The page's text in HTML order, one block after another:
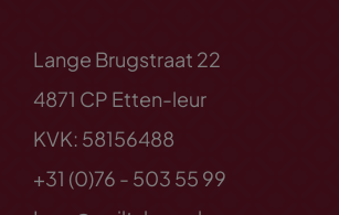
Lange Brugstraat 22
4871 CP Etten-leur
KVK: 58156488
+31 (0)76 - 503 55 99